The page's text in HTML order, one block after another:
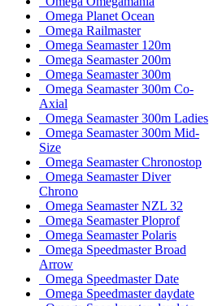
Omega Planet Ocean
Omega Railmaster
Omega Seamaster 120m
Omega Seamaster 200m
Omega Seamaster 300m
Omega Seamaster 300m Co-
Axial
Omega Seamaster 300m Ladies
Omega Seamaster 300m Mid-
Size
Omega Seamaster Chronostop
Omega Seamaster Diver
Chrono
Omega Seamaster NZL 32
Omega Seamaster Ploprof
Omega Seamaster Polaris
Omega Speedmaster Broad
Arrow
Omega Speedmaster Date
Omega Speedmaster daydate